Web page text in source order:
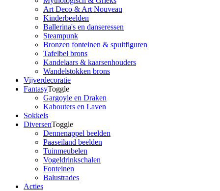
Art Deco & Art Nouveau
Kinderbeelden
Ballerina's en danseressen
Steampunk
Bronzen fonteinen & spuitfiguren
Tafelbel brons
Kandelaars & kaarsenhouders
Wandelstokken brons
Vijverdecoratie
FantasyToggle
Gargoyle en Draken
Kabouters en Laven
Sokkels
DiversenToggle
Dennenappel beelden
Paaseiland beelden
Tuinmeubelen
Vogeldrinkschalen
Fonteinen
Balustrades
Acties